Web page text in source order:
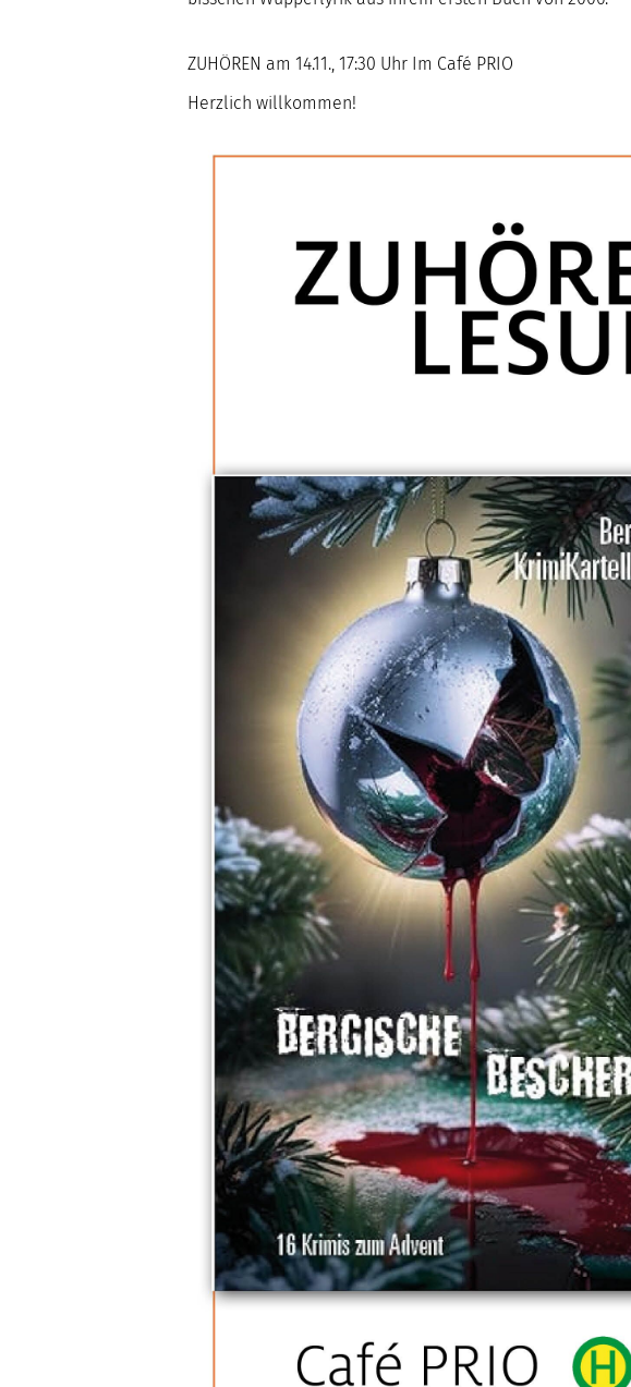
ZUHÖREN am 14.11., 17:30 Uhr Im Café PRIO
Herzlich willkommen!